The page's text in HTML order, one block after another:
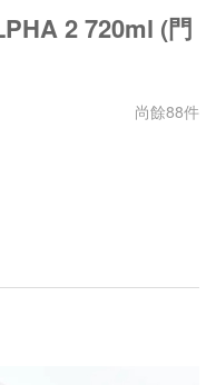
2 720ml (門
尚餘88件